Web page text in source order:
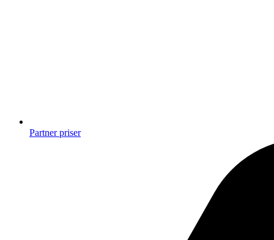
Partner priser